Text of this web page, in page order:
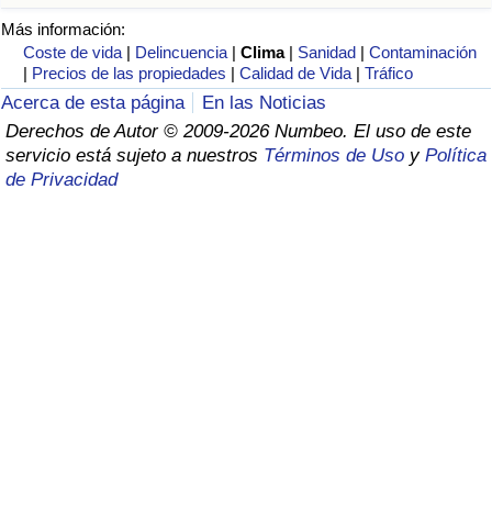
Más información:
Coste de vida | Delincuencia |Clima | Sanidad |Contaminación
| Precios de las propiedades |Calidad de Vida |Tráfico
Acerca de esta página
En las Noticias
Derechos de Autor © 2009-2026 Numbeo. El uso de este
servicio está sujeto a nuestros Términos de Uso y Política
de Privacidad
Índice de criminalidad por país
Sanidad
Índice de Sanidad (Actual)